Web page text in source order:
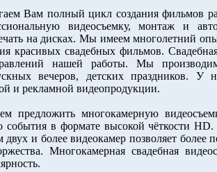
Вам полный цикл создания фильмов
видеосъемку, монтаж и
на дисках. Мы имеем многолетний
красивых свадебных фильмов.
нашей работы. Мы
вечеров, детских праздников. У
и рекламной видеопродукции.
многокамерную
события в формате высокой чёткости HD.
двух и более видеокамер позволяет более
Многокамерная свадебная